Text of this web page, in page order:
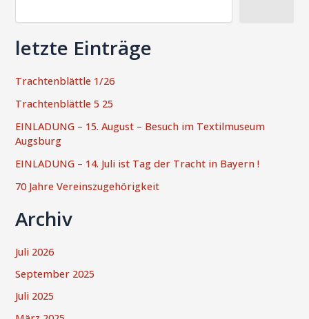
letzte Einträge
Trachtenblättle 1/26
Trachtenblättle 5 25
EINLADUNG – 15. August – Besuch im Textilmuseum
Augsburg
EINLADUNG – 14. Juli ist Tag der Tracht in Bayern !
70 Jahre Vereinszugehörigkeit
Archiv
Juli 2026
September 2025
Juli 2025